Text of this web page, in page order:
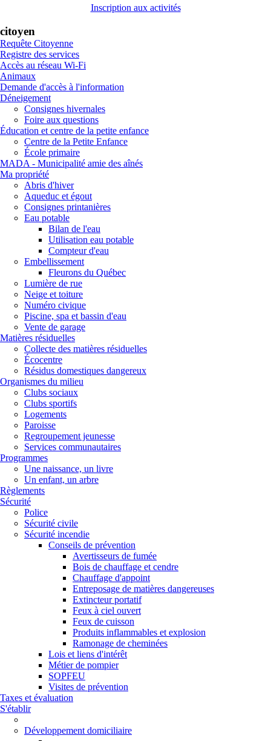
Inscription aux activités
citoyen
Requête Citoyenne
Registre des services
Accès au réseau Wi-Fi
Animaux
Demande d'accès à l'information
Déneigement
Consignes hivernales
Foire aux questions
Éducation et centre de la petite enfance
Centre de la Petite Enfance
École primaire
MADA - Municipalité amie des aînés
Ma propriété
Abris d'hiver
Aqueduc et égout
Consignes printanières
Eau potable
Bilan de l'eau
Utilisation eau potable
Compteur d'eau
Embellissement
Fleurons du Québec
Lumière de rue
Neige et toiture
Numéro civique
Piscine, spa et bassin d'eau
Vente de garage
Matières résiduelles
Collecte des matières résiduelles
Écocentre
Résidus domestiques dangereux
Organismes du milieu
Clubs sociaux
Clubs sportifs
Logements
Paroisse
Regroupement jeunesse
Services communautaires
Programmes
Une naissance, un livre
Un enfant, un arbre
Règlements
Sécurité
Police
Sécurité civile
Sécurité incendie
Conseils de prévention
Avertisseurs de fumée
Bois de chauffage et cendre
Chauffage d'appoint
Entreposage de matières dangereuses
Extincteur portatif
Feux à ciel ouvert
Feux de cuisson
Produits inflammables et explosion
Ramonage de cheminées
Lois et liens d'intérêt
Métier de pompier
SOPFEU
Visites de prévention
Taxes et évaluation
S'établir
Développement domiciliaire